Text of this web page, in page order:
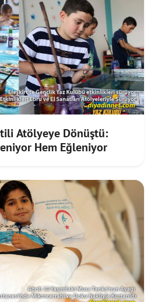
Atölyeye Dönüştü:
Hem Eğleniyor